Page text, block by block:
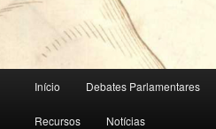
principal
Início Debates Parlamentares
Recursos Notícias